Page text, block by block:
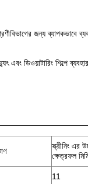
জন্য ব্যাপকভাবে
ডিওয়াটারিং শিল্পে
স্ক্রীনিং এর
ক্ষেত্রফল
11